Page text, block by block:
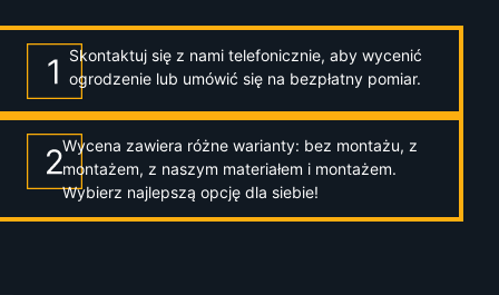
Skontaktuj się z nami telefonicznie, aby wycenić
ogrodzenie lub umówić się na bezpłatny pomiar.
Wycena zawiera różne warianty: bez montażu, z
montażem, z naszym materiałem i montażem.
Wybierz najlepszą opcję dla siebie!